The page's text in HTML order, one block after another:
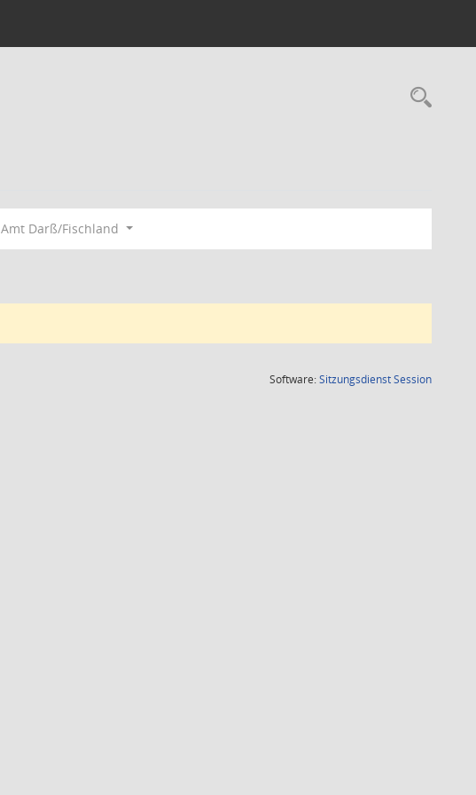
Amt Darß/Fischland
Software:SitzungsdienstSession(Wird in